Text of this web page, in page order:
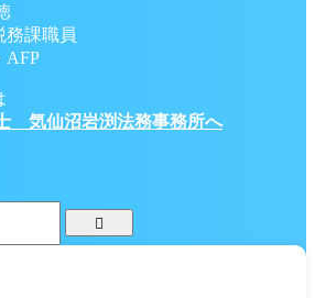
課職員
AFP
気仙沼岩渕法務事務所へ
家・土地の税金
)自動計算シミュレーション【元税
宅用地特例による軽減・減税額計